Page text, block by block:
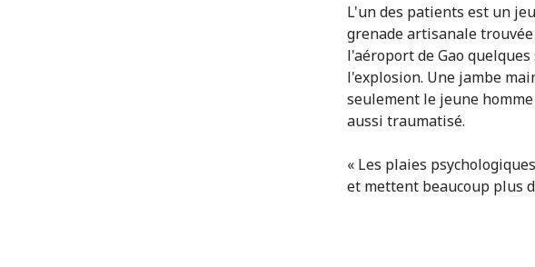
L'un des patients est un
grenade artisanale
l'aéroport de Gao
l'explosion. Une jambe
seulement le jeune
aussi traumatisé.
« Les plaies
et mettent beaucoup plus